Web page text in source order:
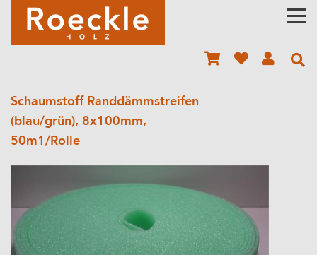
Schaumstoff Randdämmstreifen
(blau/grün), 8x100mm,
50m1/Rolle